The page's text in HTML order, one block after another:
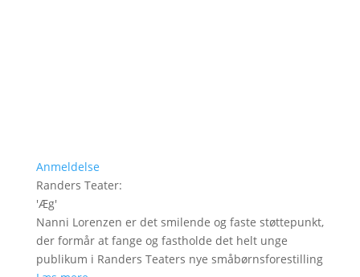
Anmeldelse
Randers Teater:
'Æg'
Nanni Lorenzen er det smilende og faste støttepunkt,
der formår at fange og fastholde det helt unge
publikum i Randers Teaters nye småbørnsforestilling